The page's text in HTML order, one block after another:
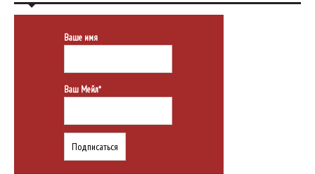
Ваше имя
Ваш Мейл*